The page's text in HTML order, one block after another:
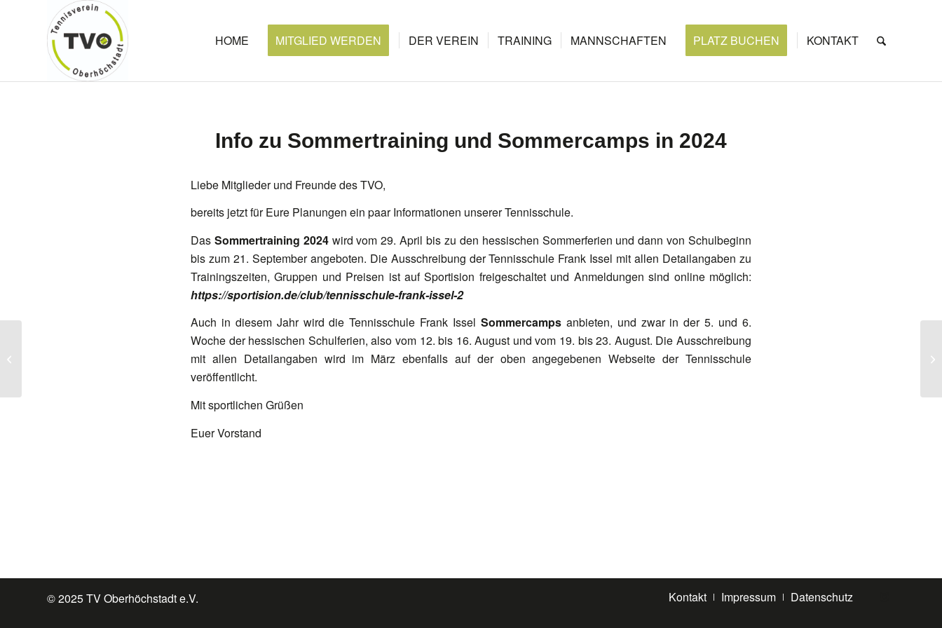
HOME MITGLIED WERDEN DER VEREIN TRAINING MANNSCHAFTEN PLATZ BUCHEN KONTAKT
Info zu Sommertraining und Sommercamps in 2024
Liebe Mitglieder und Freunde des TVO,
bereits jetzt für Eure Planungen ein paar Informationen unserer Tennisschule.
Das Sommertraining 2024wird vom 29. April bis zu den hessischen Sommerferien und dann von Schulbeginn
bis zum 21. September angeboten. Die Ausschreibung der Tennisschule Frank Issel mit allen Detailangaben zu
Trainingszeiten, Gruppen und Preisen ist auf Sportision freigeschaltet und Anmeldungen sind online möglich:
https://sportision.de/club/tennisschule-frank-issel-2
Auch in diesem Jahr wird die Tennisschule Frank Issel Sommercampsanbieten, und zwar in der 5. und 6.
Woche der hessischen Schulferien, also vom 12. bis 16. August und vom 19. bis 23. August. Die Ausschreibung
mit allen Detailangaben wird im März ebenfalls auf der oben angegebenen Webseite der Tennisschule
veröffentlicht.
Mit sportlichen Grüßen
Euer Vorstand
© 2025 TV Oberhöchstadt e.V. Kontakt Impressum Datenschutz